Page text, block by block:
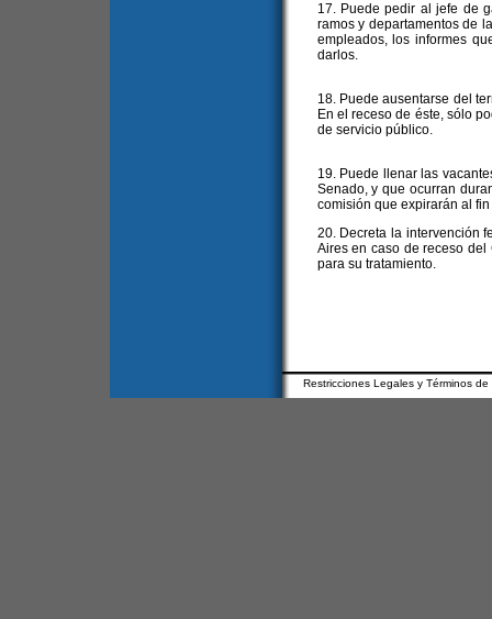
17. Puede pedir al jefe de
ramos y departamentos de
empleados, los informes
darlos.
18. Puede ausentarse del
En el receso de éste, sólo
de servicio público.
19. Puede llenar las
Senado, y que ocurran
comisión que expirarán al
20. Decreta la intervención
Aires en caso de receso
para su tratamiento.
Restricciones Legales y Términos de